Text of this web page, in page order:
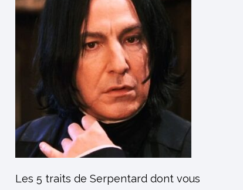
Les 5 traits de Serpentard dont vous